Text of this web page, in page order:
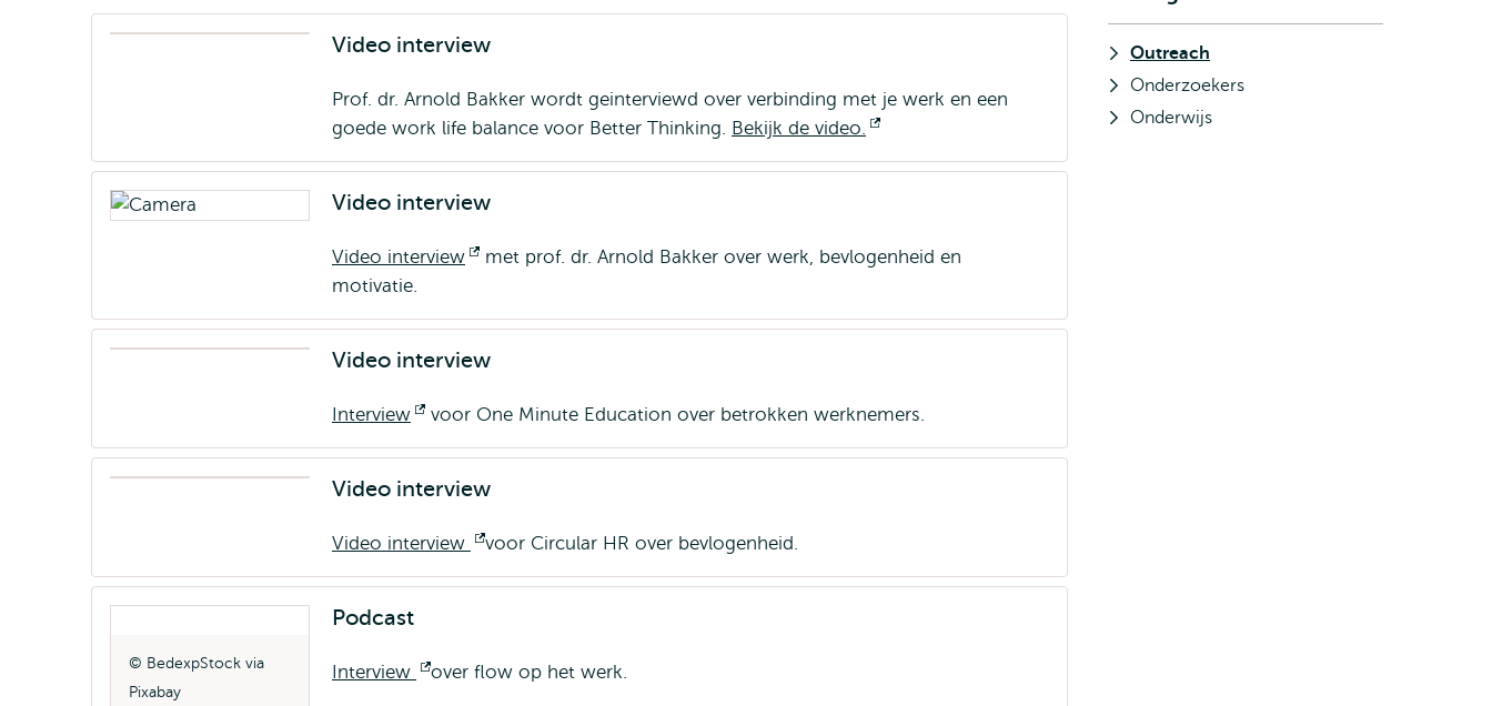
Video interview
Prof. dr. Arnold Bakker wordt geinterviewd over verbinding met je werk en een
goede work life balance voor Better Thinking. Bekijk de video.
extern
Video interview
Video interview
Opent
met prof. dr. Arnold Bakker over werk, bevlogenheid en
motivatie.
Video interview
Interview
Opent
extern
voor One Minute Education over betrokken werknemers.
Video interview
Video interview
Opent
extern
voor Circular HR over bevlogenheid.
Podcast
Interview
Opent
over flow op het werk.
BedexpStock via
Pixabay
Outreach
Onderzoekers
Onderwijs